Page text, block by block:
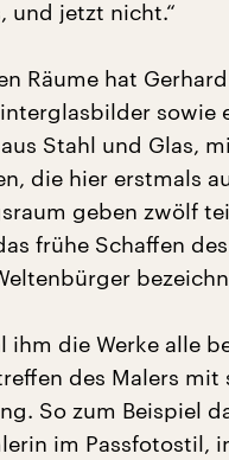
und jetzt nicht.“
Räume hat
sowie
Stahl und Glas,
die hier erstmals
geben zwölf
frühe Schaffen
ihm die Werke alle
des Malers
So zum Beispiel
im Passfotostil,